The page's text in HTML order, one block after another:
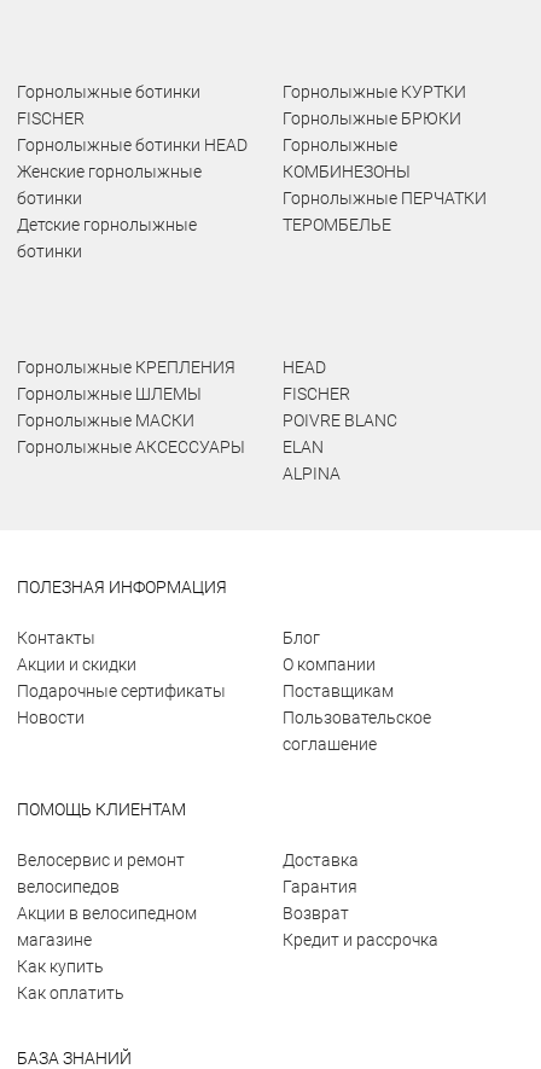
Горнолыжные ботинки
FISCHER
Горнолыжные ботинки HEAD
Женские горнолыжные
ботинки
Детские горнолыжные
ботинки
Горнолыжные КУРТКИ
Горнолыжные БРЮКИ
Горнолыжные
КОМБИНЕЗОНЫ
Горнолыжные ПЕРЧАТКИ
ТЕРОМБЕЛЬЕ
Горнолыжные КРЕПЛЕНИЯ
Горнолыжные ШЛЕМЫ
Горнолыжные МАСКИ
Горнолыжные АКСЕССУАРЫ
HEAD
FISCHER
POIVRE BLANC
ELAN
ALPINA
ПОЛЕЗНАЯ ИНФОРМАЦИЯ
Контакты
Акции и скидки
Подарочные сертификаты
Новости
Блог
О компании
Поставщикам
Пользовательское
соглашение
ПОМОЩЬ КЛИЕНТАМ
Велосервис и ремонт
велосипедов
Акции в велосипедном
магазине
Как купить
Как оплатить
Доставка
Гарантия
Возврат
Кредит и рассрочка
БАЗА ЗНАНИЙ